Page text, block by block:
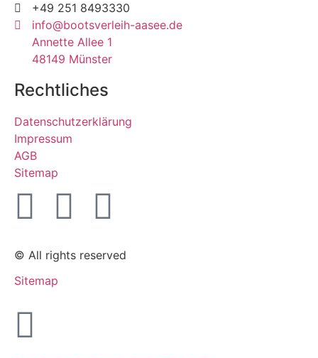
+49 251 8493330
info@bootsverleih-aasee.de
Annette Allee 1
48149 Münster
Rechtliches
Datenschutzerklärung
Impressum
AGB
Sitemap
© All rights reserved
Sitemap